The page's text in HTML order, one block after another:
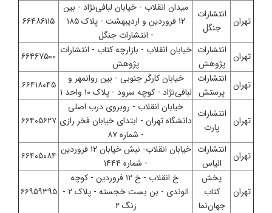
تهران
انتشارات
جنگل
میدان انقلاب - خیابان لبافی‌نژاد - بین
۱۲ فروردین و اردیبهشت - پلاک ۱۸۵
- انتشارات جنگل
۶۶۴۸۶۱۱۵
تهران انتشارات
پژوهش
خیابان انقلاب - بازارچه کتاب - انتشارات
پژوهش
۶۶۴۶۷۵۰۰
تهران انتشارات
پرستش
خیابان کارگر جنوبی - بین روانمهر و
لبافی‌نژاد - کوچه سرود - پلاک ۱۰ واحد ۱
۶۶۴۱۸۰۴۵
تهران
انتشارات
پارت
خیابان انقلاب - روبروی درب اصلی
دانشگاه تهران - ابتدای خیابان فخر رازی
- شماره ۸۷
۶۶۴۰۵۶۲۷
تهران انتشارات
الیاس
خیابان انقلاب- نبش خیابان ۱۲ فروردین
- شماره ۱۴۴۴
۶۶۴۰۵۰۸۴
تهران
پخش
کتاب
جهان‌نما
خ انقلاب - خ ۱۲ فروردین - کوچه
الوندی - بن بست خجسته - پلاک ۲ -
زنگ ۲
۶۶۹۵۹۳۹۵